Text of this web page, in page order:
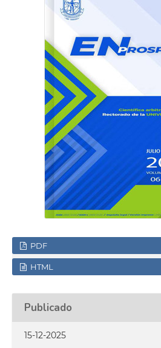
PDF
HTML
Publicado
15-12-2025